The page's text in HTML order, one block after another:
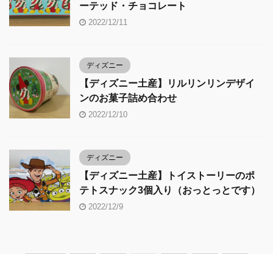
ーテッド・チョコレート
2022/12/11
ディズニー
【ディズニー土産】リルリンリンデザイ
ンのお菓子詰め合わせ
2022/12/10
ディズニー
【ディズニー土産】トイストーリーのポ
テトスナック3個入り（おっとっとです）
2022/12/9